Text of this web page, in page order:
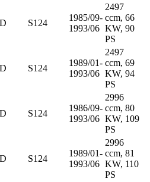
S124
1985/09-
1993/06
2497
ccm, 66
KW, 90
PS
S124
1989/01-
1993/06
2497
ccm, 69
KW, 94
PS
S124
1986/09-
1993/06
2996
ccm, 80
KW, 109
PS
S124
1989/01-
1993/06
2996
ccm, 81
KW, 110
PS